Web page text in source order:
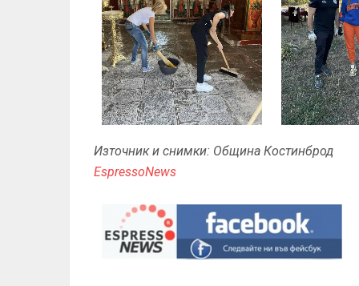
Източник и снимки: Община Костинброд
EspressoNews